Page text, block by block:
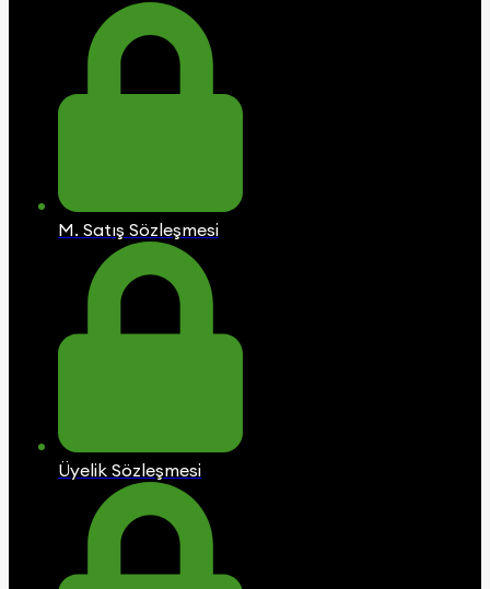
M. Satış Sözleşmesi
Üyelik Sözleşmesi